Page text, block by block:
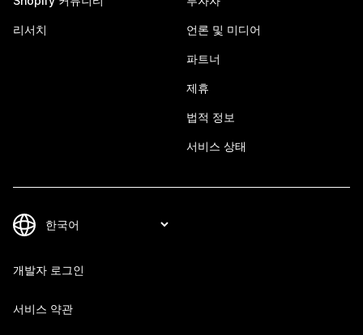
리서치 언론 및 미디어
파트너
제휴
법적 정보
서비스 상태
개발자 로그인
서비스 약관